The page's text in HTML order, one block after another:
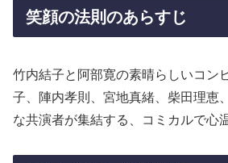
笑顔の法則のあらすじ
竹内結子と阿部寛の素晴らしいコン
子、陣内孝則、宮地真緒、柴田理恵
な共演者が集結する、コミカルで心